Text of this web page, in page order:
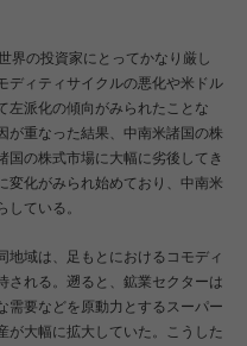
界の投資家にとってかなり厳し
ディティサイクルの悪化や米ドル
左派化の傾向がみられたことな
が重なった結果、中南米諸国の株
国の株式市場に大幅に劣後してき
変化がみられ始めており、中南米
ている。
地域は、足もとにおけるコモディ
される。遡ると、鉱業セクターは
需要などを原動力とするスーパー
が大幅に拡大していた。こうした